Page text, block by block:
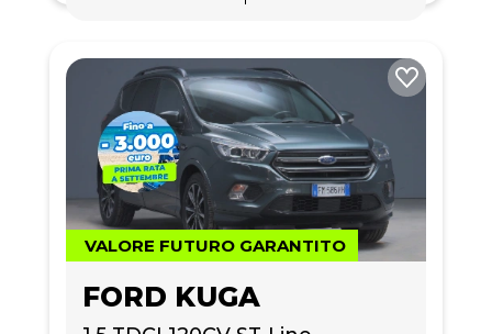
VALORE FUTURO GARANTITO
FORD KUGA